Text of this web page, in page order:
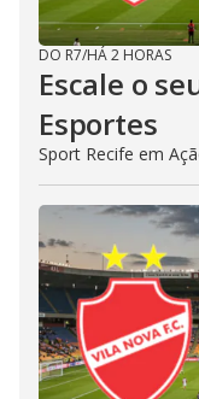
DO R7/HÁ 2 HORAS
Escale o
Esportes
Sport Recife em